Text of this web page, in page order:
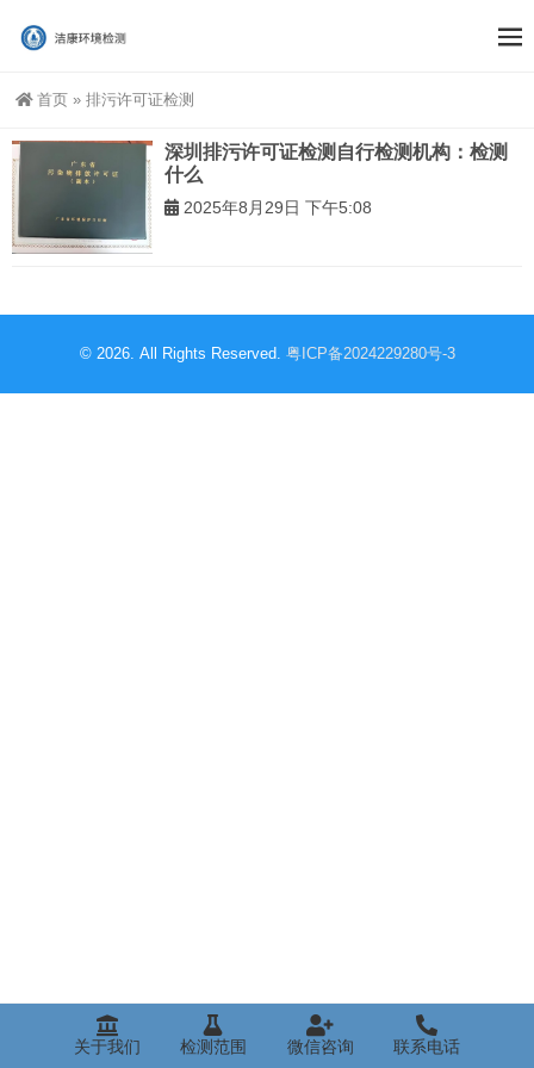
首页 » 排污许可证检测
深圳排污许可证检测自行检测机构：检测
什么
2025年8月29日 下午5:08
© 2026. All Rights Reserved. 粤ICP备2024229280号-3
关于我们 检测范围 微信咨询 联系电话